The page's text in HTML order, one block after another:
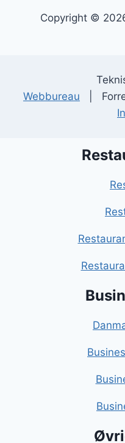
Copyright ©
Webbureau |